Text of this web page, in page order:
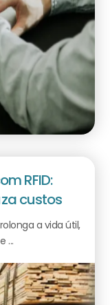
RFID:
custos
a vida útil,
...